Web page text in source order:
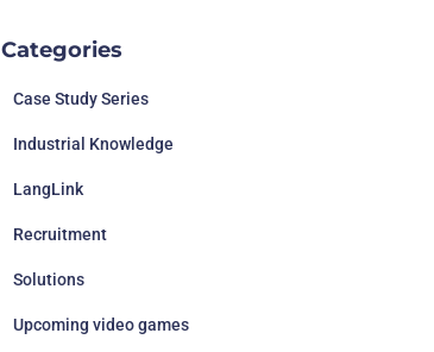
Categories
Case Study Series
Industrial Knowledge
LangLink
Recruitment
Solutions
Upcoming video games